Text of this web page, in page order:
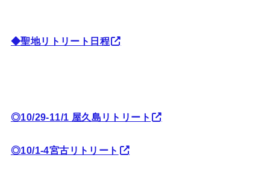
◆聖地リトリート日程
◎10/29-11/1 屋久島リトリート
◎10/1-4宮古リトリート